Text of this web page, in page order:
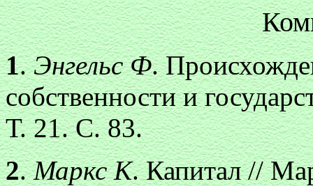
1.Энгельс Ф.
собственности и
Т. 21. С. 83.
2.Маркс К. Капитал //